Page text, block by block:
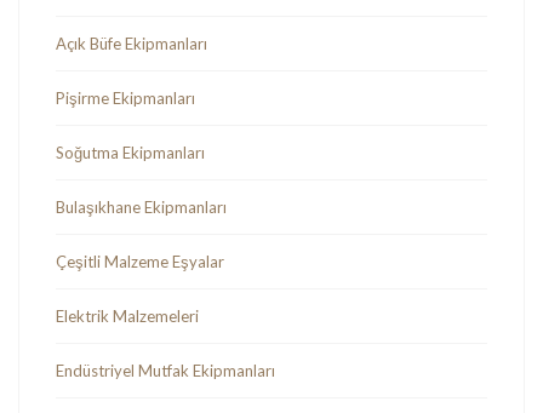
Açık Büfe Ekipmanları
Pişirme Ekipmanları
Soğutma Ekipmanları
Bulaşıkhane Ekipmanları
Çeşitli Malzeme Eşyalar
Elektrik Malzemeleri
Endüstriyel Mutfak Ekipmanları